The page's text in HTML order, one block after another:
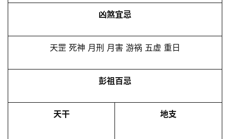
凶煞宜忌
天罡 死神 月刑 月害 游祸 五虚 重日
彭祖百忌
天干 地支